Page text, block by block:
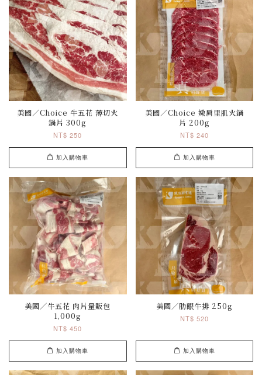
美國／Choice 牛五花 薄切火
鍋片 300g
NT$ 250
加入購物車
美國／Choice 嫩肩里肌火鍋
片 200g
NT$ 240
加入購物車
美國／牛五花 肉片量販包
1,000g
NT$ 450
加入購物車
美國／肋眼牛排 250g
NT$ 520
加入購物車